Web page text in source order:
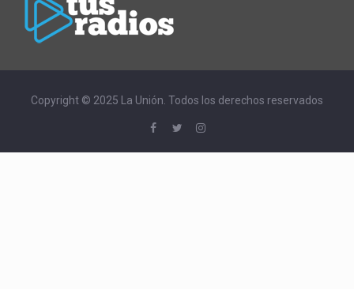
Copyright © 2025 La Unión. Todos los derechos reservados